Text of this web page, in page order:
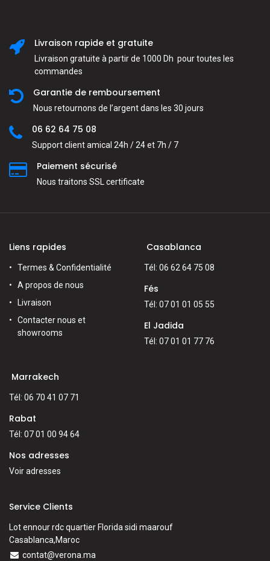
Livraison rapide et gratuite
Livraison gratuite à partir de 1000 Dh pour toutes les
commandes
Garantie de remboursement
Nous retournons de l’argent dans les 30 jours
06 62 64 75 08
Support client amical 24h / 24 et 7h / 7
Paiement sécurisé
Nous traitons SSL сertificate
Liens rapides
Termes & Confidentialité
A propos de nous
Livraison
Contacter nous et
showrooms
Casablanca
Tél: 06 62 64 75 08
Fés
Tél: 07 01 01 05 55
El Jadida
Tél: 07 01 01 77 76
Marrakech
Tél: 06 70 41 07 71
Rabat
Tél: 07 01 00 94 64
Nos adresses
Voir adresses
Service Clients
Lot ennour rdc quartier Florida sidi maarouf
Casablanca,Maroc
contat@verona.ma